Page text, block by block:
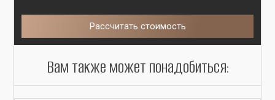
Рассчитать стоимость
Вам также может понадобиться: